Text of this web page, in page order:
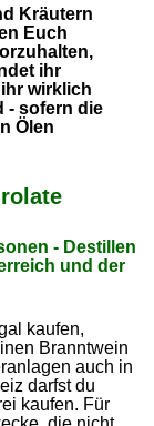
Kräutern
Euch
ihr
wirklich
- sofern die
Ölen
- Destillen
und der
kaufen,
Branntwein
auch in
darfst du
kaufen. Für